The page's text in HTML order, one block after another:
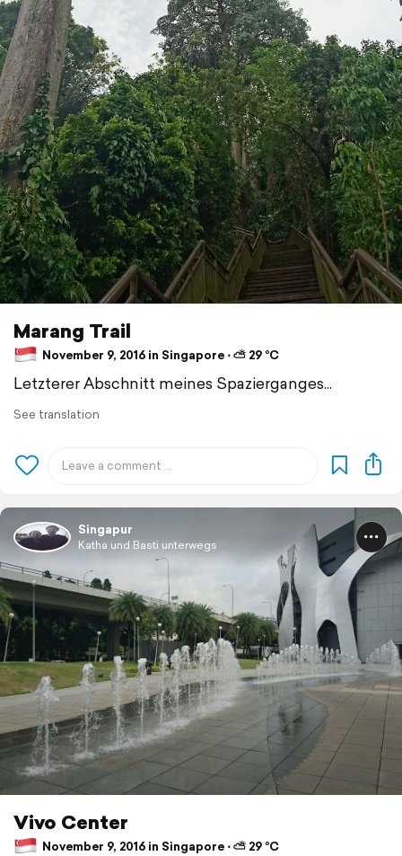
Marang Trail
November 9, 2016 in Singapore ⋅ ⛅ 29 °C
Letzterer Abschnitt meines Spazierganges...
See translation
Singapur
Katha und Basti unterwegs
Vivo Center
November 9, 2016 in Singapore ⋅ ⛅ 29 °C